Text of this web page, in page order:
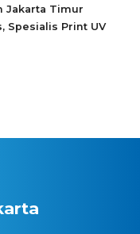
Jakarta Timur
Spesialis Print UV